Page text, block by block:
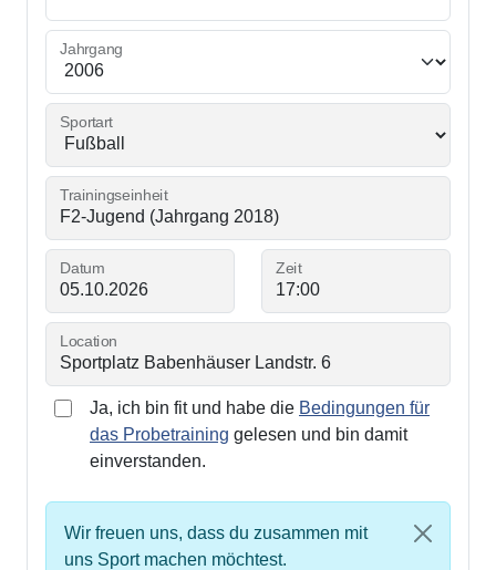
Jahrgang
Sportart
Trainingseinheit
Datum Zeit
Location
Ja, ich bin fit und habe die Bedingungen für
das Probetraining gelesen und bin damit
einverstanden.
Wir freuen uns, dass du zusammen mit
uns Sport machen möchtest.